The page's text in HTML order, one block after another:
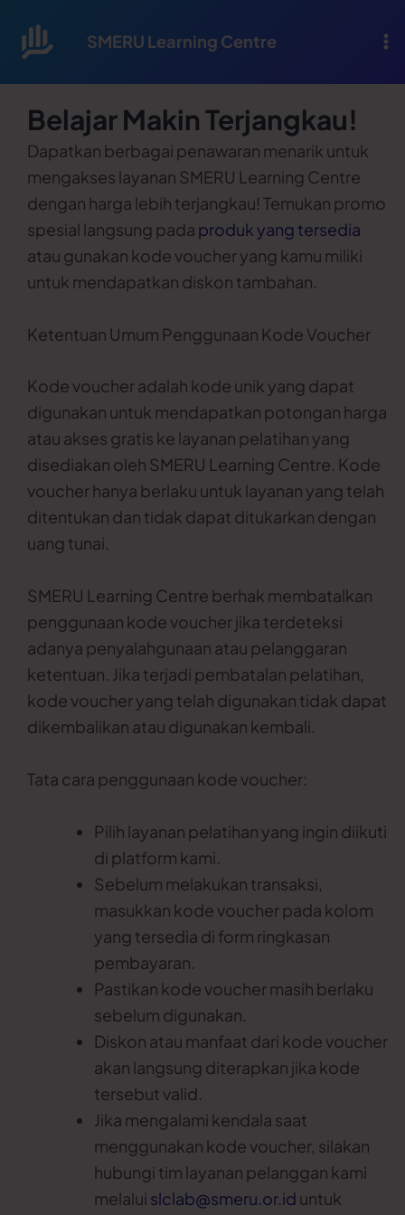
konten
SMERU Learning Centre
Belajar Makin Terjangkau!
Dapatkan berbagai penawaran menarik untuk
mengakses layanan SMERU Learning Centre
dengan harga lebih terjangkau! Temukan promo
spesial langsung pada produk yang tersedia
atau gunakan kode voucher yang kamu miliki
untuk mendapatkan diskon tambahan.
Ketentuan Umum Penggunaan Kode Voucher
Kode voucher adalah kode unik yang dapat
digunakan untuk mendapatkan potongan harga
atau akses gratis ke layanan pelatihan yang
disediakan oleh SMERU Learning Centre. Kode
voucher hanya berlaku untuk layanan yang telah
ditentukan dan tidak dapat ditukarkan dengan
uang tunai.
SMERU Learning Centre berhak membatalkan
penggunaan kode voucher jika terdeteksi
adanya penyalahgunaan atau pelanggaran
ketentuan. Jika terjadi pembatalan pelatihan,
kode voucher yang telah digunakan tidak dapat
dikembalikan atau digunakan kembali.
Tata cara penggunaan kode voucher:
Pilih layanan pelatihan yang ingin diikuti
di platform kami.
Sebelum melakukan transaksi,
masukkan kode voucher pada kolom
yang tersedia di form ringkasan
pembayaran.
Pastikan kode voucher masih berlaku
sebelum digunakan.
Diskon atau manfaat dari kode voucher
akan langsung diterapkan jika kode
tersebut valid.
Jika mengalami kendala saat
menggunakan kode voucher, silakan
hubungi tim layanan pelanggan kami
melalui slclab@smeru.or.id untuk